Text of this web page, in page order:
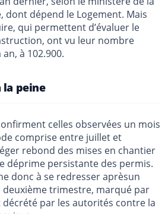
dont dépend le Logement. Mais
qui permettent d’évaluer le
ont vu leur nombre
à 102.900.
peine
celles observées un mois
comprise entre juillet et
rebond des mises en chantier
déprime persistante des permis.
donc à se redresser aprèsun
trimestre, marqué par
par les autorités contre la